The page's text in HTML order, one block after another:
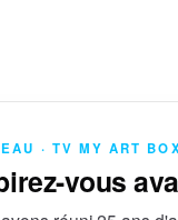
· TV MY ART
vous